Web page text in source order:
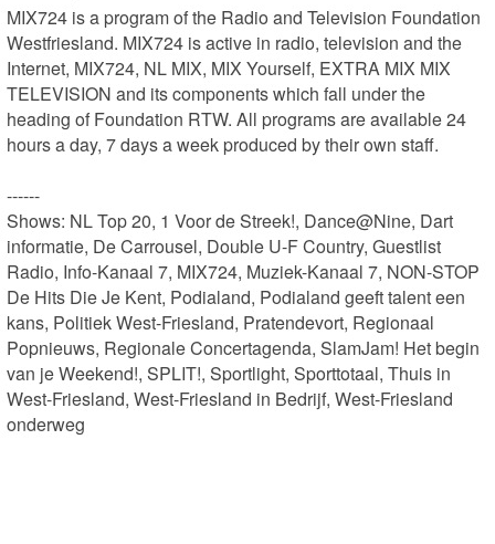
MIX724 is a program of the Radio and Television Foundation
Westfriesland. MIX724 is active in radio, television and the
Internet, MIX724, NL MIX, MIX Yourself, EXTRA MIX MIX
TELEVISION and its components which fall under the
heading of Foundation RTW. All programs are available 24
hours a day, 7 days a week produced by their own staff.
------
Shows: NL Top 20, 1 Voor de Streek!, Dance@Nine, Dart
informatie, De Carrousel, Double U-F Country, Guestlist
Radio, Info-Kanaal 7, MIX724, Muziek-Kanaal 7, NON-STOP
De Hits Die Je Kent, Podialand, Podialand geeft talent een
kans, Politiek West-Friesland, Pratendevort, Regionaal
Popnieuws, Regionale Concertagenda, SlamJam! Het begin
van je Weekend!, SPLIT!, Sportlight, Sporttotaal, Thuis in
West-Friesland, West-Friesland in Bedrijf, West-Friesland
onderweg